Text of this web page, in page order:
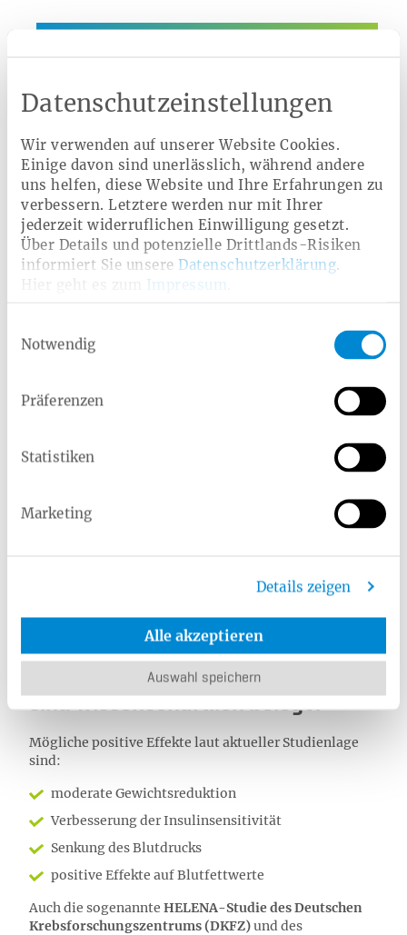
Datenschutzeinstellungen
Wir verwenden auf unserer Website Cookies.
Einige davon sind unerlässlich, während andere
uns helfen, diese Website und Ihre Erfahrungen zu
verbessern. Letztere werden nur mit Ihrer
jederzeit widerruflichen Einwilligung gesetzt.
Über Details und potenzielle Drittlands-Risiken
informiert Sie unsere Datenschutzerklärung.
Impressum
Notwendig
Präferenzen
Statistiken
Marketing
Details zeigen
Alle akzeptieren
Auswahl speichern
profitieren!
Jetzt informieren
trinken?
Nicht geeignet:
Welche gesundheitlichen Vorteile
sind wissenschaftlich belegt?
Mögliche positive Effekte laut aktueller Studienlage
sind:
moderate Gewichtsreduktion
Verbesserung der Insulinsensitivität
Senkung des Blutdrucks
positive Effekte auf Blutfettwerte
Auch die sogenannte HELENA-Studie des Deutschen
Krebsforschungszentrums (DKFZ)und des